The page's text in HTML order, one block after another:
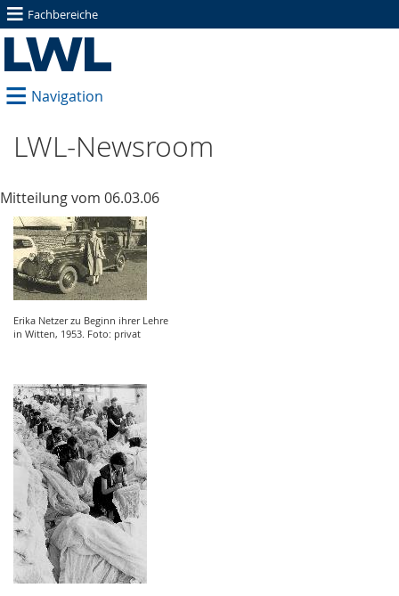
≡ Fachbereiche
≡ Navigation
LWL-Newsroom
Mitteilung vom 06.03.06
Erika Netzer zu Beginn ihrer Lehre
in Witten, 1953. Foto: privat